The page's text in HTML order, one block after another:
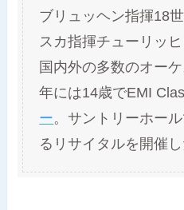
ブリュッヘン指揮18
スカ指揮チューリッ
国内外の多数のオー
年には14歳でEMI
ー。サントリーホー
るリサイタルを開催し